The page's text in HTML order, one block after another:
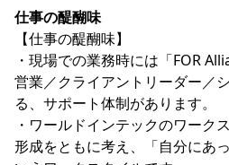
仕事の醍醐味
【仕事の醍醐味】
・現場での業務時には「FOR
営業／クライアントリーダー／
る、サポート体制があります。
・ワールドインテックのワーク
形成をともに考え、「自分にあ